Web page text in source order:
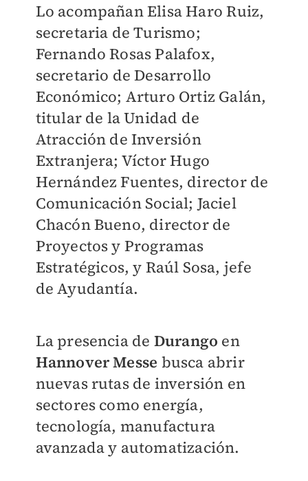
Lo acompañan Elisa Haro Ruiz,
secretaria de Turismo;
Fernando Rosas Palafox,
secretario de Desarrollo
Económico; Arturo Ortiz Galán,
titular de la Unidad de
Atracción de Inversión
Extranjera; Víctor Hugo
Hernández Fuentes, director de
Comunicación Social; Jaciel
Chacón Bueno, director de
Proyectos y Programas
Estratégicos, y Raúl Sosa, jefe
de Ayudantía.
La presencia de Durango en
Hannover Messe busca abrir
nuevas rutas de inversión en
sectores como energía,
tecnología, manufactura
avanzada y automatización.